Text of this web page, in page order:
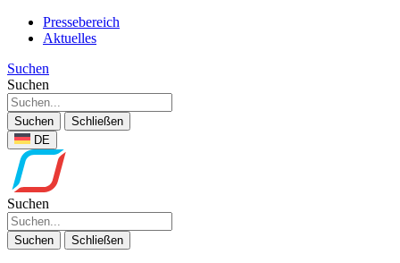
Pressebereich
Aktuelles
Suchen
Suchen
Suchen
Schließen
DE
Suchen
Suchen Schließen